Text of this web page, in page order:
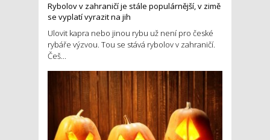
Rybolov v zahraničí je stále populárnější, v zimě
se vyplatí vyrazit na jih
Ulovit kapra nebo jinou rybu už není pro české
rybáře výzvou. Tou se stává rybolov v zahraničí.
Češ...